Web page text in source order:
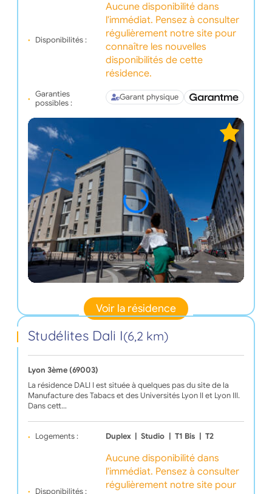
Disponibilités :
Aucune disponibilité dans
l'immédiat. Pensez à consulter
régulièrement notre site pour
connaître les nouvelles
disponibilités de cette
résidence.
Garanties
possibles :
Garant physique
Voir la résidence
Studélites Dali I(6,2 km)
Lyon 3ème (69003)
La résidence DALI I est située à quelques pas du site de la
Manufacture des Tabacs et des Universités Lyon II et Lyon III.
Dans cett…
Logements : Duplex Studio T1 Bis T2
Disponibilités :
Aucune disponibilité dans
l'immédiat. Pensez à consulter
régulièrement notre site pour